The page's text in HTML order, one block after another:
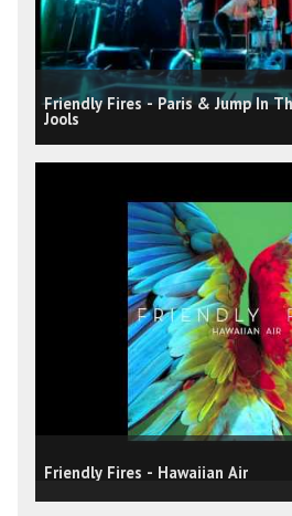
Friendly Fires - Paris & Jump In
Jools
Friendly Fires - Hawaiian Air